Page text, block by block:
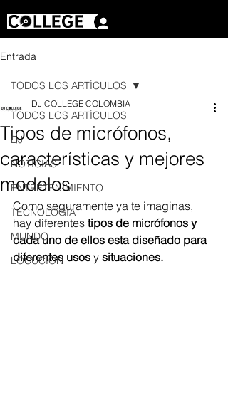
Entrada
TODOS LOS ARTÍCULOS
DJ
NOTICIAS
ENTRETENIMIENTO
TECNOLOGÍA
MUNDO
LOCUCIÓN
TODOS LOS ARTÍCULOS
Tipos de micrófonos,
características y mejores
modelos
DJ COLLEGE COLOMBIA
Como seguramente ya te imaginas,
hay diferentes tipos de micrófonos y
cada uno de ellos esta diseñado para
diferentes usos y situaciones.